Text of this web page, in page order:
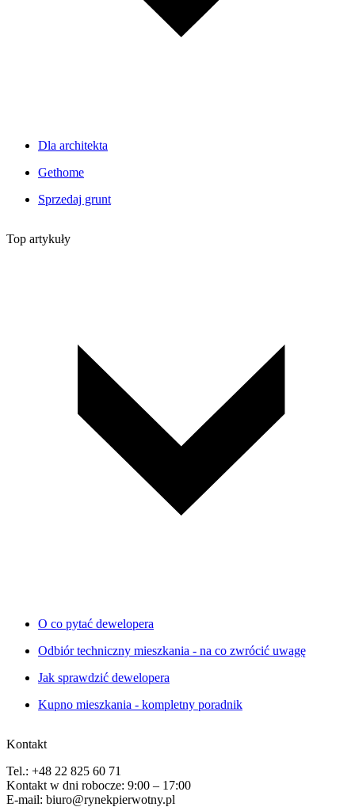
Dla architekta
Gethome
Sprzedaj grunt
Top artykuły
O co pytać dewelopera
Odbiór techniczny mieszkania - na co zwrócić uwagę
Jak sprawdzić dewelopera
Kupno mieszkania - kompletny poradnik
Kontakt
Tel.: +48 22 825 60 71
Kontakt w dni robocze: 9:00 – 17:00
E-mail: biuro@rynekpierwotny.pl